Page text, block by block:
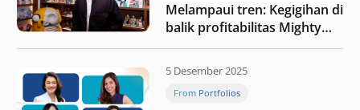
Melampaui tren: Kegigihan di
balik profitabilitas Mighty
Jaxx
5 Desember 2025
From Portfolios